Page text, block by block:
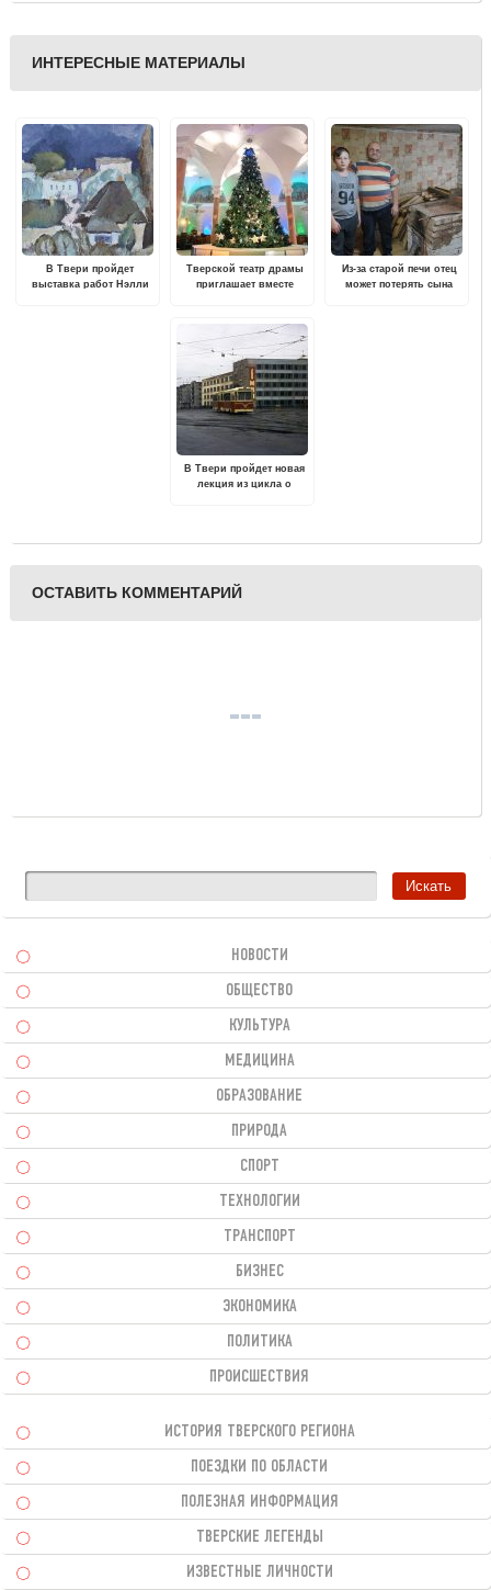
ИНТЕРЕСНЫЕ МАТЕРИАЛЫ
В Твери пройдет
выставка работ Нэлли
Тверской театр драмы
приглашает вместе
Из-за старой печи отец
может потерять сына
В Твери пройдет новая
лекция из цикла о
ОСТАВИТЬ КОММЕНТАРИЙ
НОВОСТИ
ОБЩЕСТВО
КУЛЬТУРА
МЕДИЦИНА
ОБРАЗОВАНИЕ
ПРИРОДА
СПОРТ
ТЕХНОЛОГИИ
ТРАНСПОРТ
БИЗНЕС
ЭКОНОМИКА
ПОЛИТИКА
ПРОИСШЕСТВИЯ
ИСТОРИЯ ТВЕРСКОГО РЕГИОНА
ПОЕЗДКИ ПО ОБЛАСТИ
ПОЛЕЗНАЯ ИНФОРМАЦИЯ
ТВЕРСКИЕ ЛЕГЕНДЫ
ИЗВЕСТНЫЕ ЛИЧНОСТИ